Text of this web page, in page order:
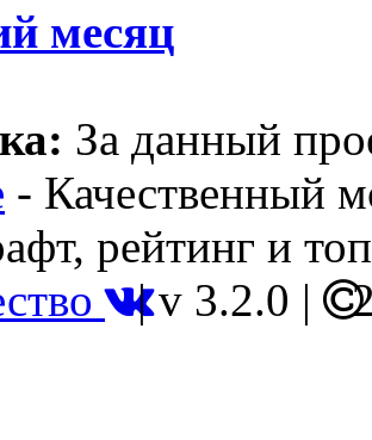
месяц
За данный
- Качественный
рейтинг и
|v 3.2.0 |